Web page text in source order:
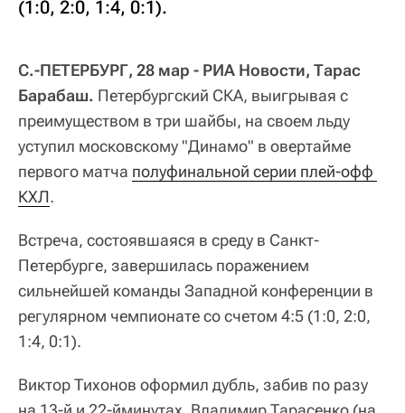
(1:0, 2:0, 1:4, 0:1).
С.-ПЕТЕРБУРГ, 28 мар - РИА Новости, Тарас
Барабаш. Петербургский СКА, выигрывая с
преимуществом в три шайбы, на своем льду
уступил московскому "Динамо" в овертайме
первого матча полуфинальной серии плей-офф
КХЛ.
Встреча, состоявшаяся в среду в Санкт-
Петербурге, завершилась поражением
сильнейшей команды Западной конференции в
регулярном чемпионате со счетом 4:5 (1:0, 2:0,
1:4, 0:1).
Виктор Тихонов оформил дубль, забив по разу